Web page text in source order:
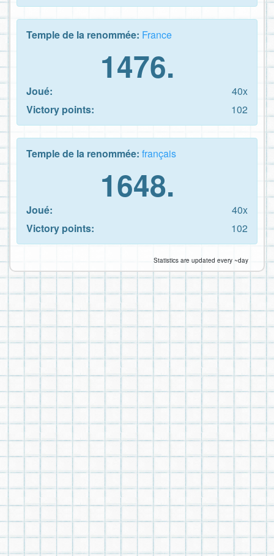
Temple de la renommée: France
1476.
Joué:
40x
Victory points:
102
Temple de la renommée: français
1648.
Joué:
40x
Victory points:
102
Statistics are updated every ~day